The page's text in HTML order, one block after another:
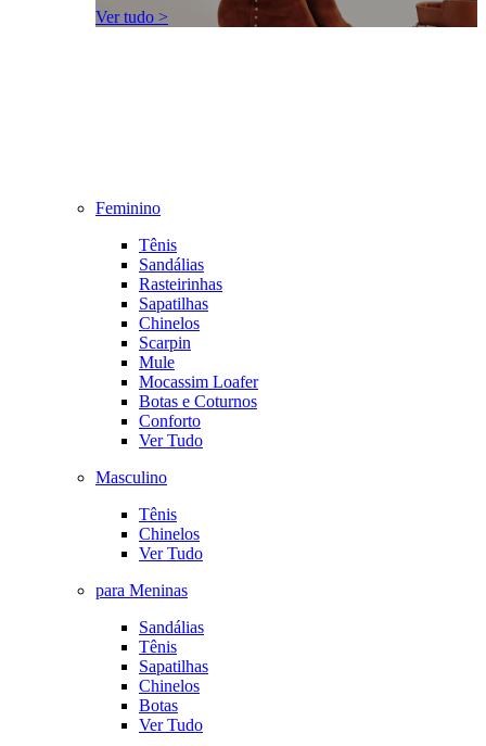
Ver tudo >
Feminino
Tênis
Sandálias
Rasteirinhas
Sapatilhas
Chinelos
Scarpin
Mule
Mocassim Loafer
Botas e Coturnos
Conforto
Ver Tudo
Masculino
Tênis
Chinelos
Ver Tudo
para Meninas
Sandálias
Tênis
Sapatilhas
Chinelos
Botas
Ver Tudo